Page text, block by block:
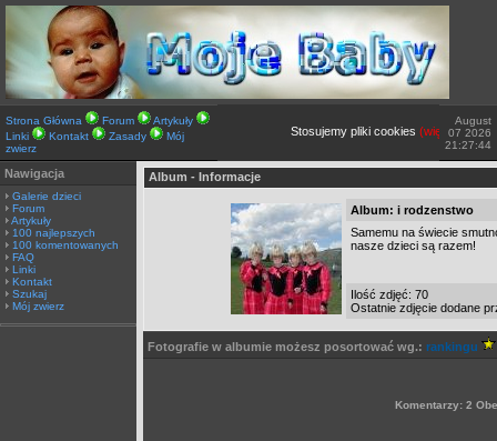
Strona Główna Forum
Artykuły
Linki
Kontakt Zasady
Mój
zwierz
Stosujemy pliki cookies(więcej TUTAJ).
August
07 2026
21:27:44
Nawigacja
Galerie dzieci
Forum
Artykuły
100 najlepszych
100 komentowanych
FAQ
Linki
Kontakt
Szukaj
Mój zwierz
Album - Informacje
Album: i rodzenstwo
Samemu na świecie
nasze dzieci są razem!
Ilość zdjęć: 70
Ostatnie zdjęcie dodane
Fotografie w albumie możesz posortować wg.: rankingu
Komentarzy: 2